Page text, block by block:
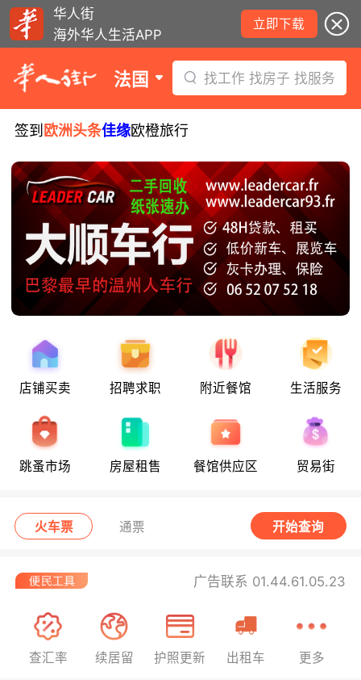
华人街
海外华人生活APP
立即下载
法国 找工作 找房子 找服务
签到 欧洲头条佳缘欧橙旅行
店铺买卖 招聘求职 附近餐馆 生活服务
跳蚤市场 房屋租售 餐馆供应区 贸易街
火车票 通票 开始查询
广告联系 01.44.61.05.23
查汇率 续居留 护照更新 出租车 更多